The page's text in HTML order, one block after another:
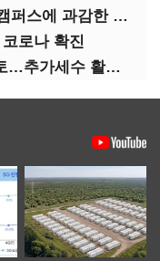
안도걸 차관 "디지털융합 가상캠퍼스에 과감한 인센티브 부여"
로나 확진
홍남기 "경기회복 2차 추경 검토…추가세수 활용할 것"(종합)